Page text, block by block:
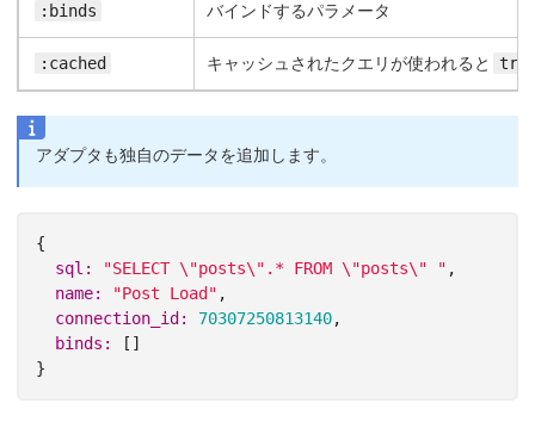
バインドするパラメータ
キャッシュされたクエリが使われると
:binds
:cached
アダプタも独自のデータを追加します。
{
sql:
"SELECT \"posts\" .* FROM \"posts\" " ,
name:
"Post Load" ,
connection_id: 70307250813140,
binds:
[]
}